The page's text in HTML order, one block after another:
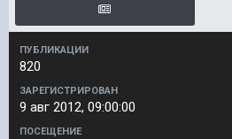
ПУБЛИКАЦИИ
820
ЗАРЕГИСТРИРОВАН
9 авг 2012, 09:00:00
ПОСЕЩЕНИЕ